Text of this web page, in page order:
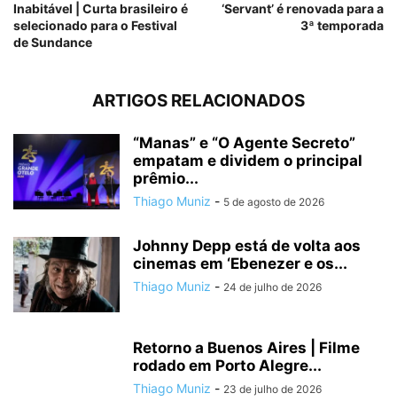
Inabitável | Curta brasileiro é
selecionado para o Festival
de Sundance
‘Servant’ é renovada para a
3ª temporada
ARTIGOS RELACIONADOS
“Manas” e “O Agente Secreto”
empatam e dividem o principal
prêmio...
Thiago Muniz - 5 de agosto de 2026
Johnny Depp está de volta aos
cinemas em ‘Ebenezer e os...
Thiago Muniz - 24 de julho de 2026
Retorno a Buenos Aires | Filme
rodado em Porto Alegre...
Thiago Muniz - 23 de julho de 2026